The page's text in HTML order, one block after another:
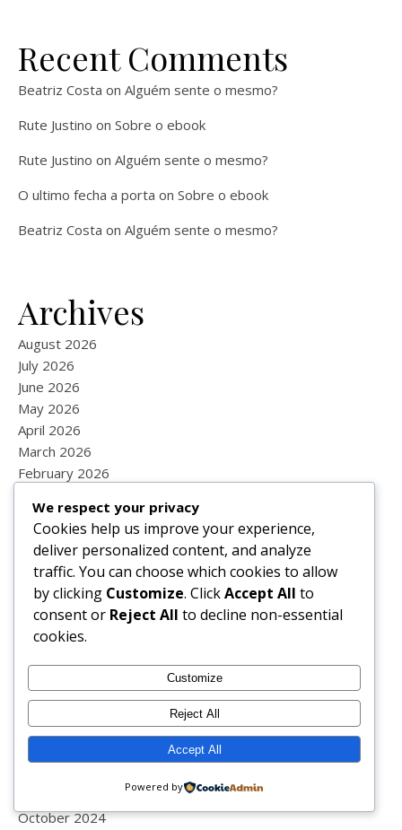
Recent Comments
Beatriz Costa on Alguém sente o mesmo?
Rute Justino on Sobre o ebook
Rute Justino on Alguém sente o mesmo?
O ultimo fecha a porta on Sobre o ebook
Beatriz Costa on Alguém sente o mesmo?
Archives
August 2026
July 2026
June 2026
May 2026
April 2026
March 2026
February 2026
December 2025
November 2025
October 2025
September 2025
August 2025
July 2025
June 2025
May 2025
April 2025
February 2025
October 2024
We respect your privacy
Cookies help us improve your experience,
deliver personalized content, and analyze
traffic. You can choose which cookies to allow
by clicking Customize. ClickAccept All to
consent or Reject All to decline non-essential
cookies.
Customize
Reject All
Accept All
Powered by